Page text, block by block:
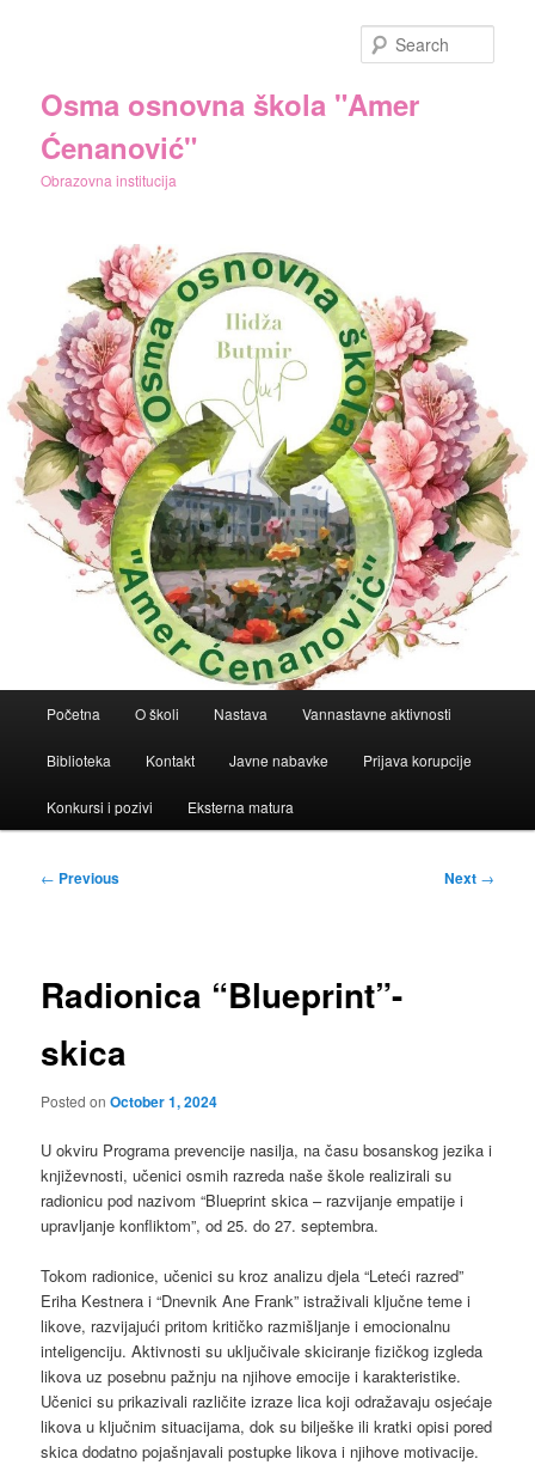
Osma osnovna škola "Amer
Ćenanović"
Obrazovna institucija
Početna O školi Nastava Vannastavne aktivnosti
Biblioteka Kontakt Javne nabavke Prijava korupcije
Konkursi i pozivi Eksterna matura
Post
← Previous Next →
Radionica “Blueprint”-
skica
Posted onOctober 1, 2024
U okviru Programa prevencije nasilja, na času bosanskog jezika i
književnosti, učenici osmih razreda naše škole realizirali su
radionicu pod nazivom “Blueprint skica – razvijanje empatije i
upravljanje konfliktom”, od 25. do 27. septembra.
Tokom radionice, učenici su kroz analizu djela “Leteći razred”
Eriha Kestnera i “Dnevnik Ane Frank” istraživali ključne teme i
likove, razvijajući pritom kritičko razmišljanje i emocionalnu
inteligenciju. Aktivnosti su uključivale skiciranje fizičkog izgleda
likova uz posebnu pažnju na njihove emocije i karakteristike.
Učenici su prikazivali različite izraze lica koji odražavaju osjećaje
likova u ključnim situacijama, dok su bilješke ili kratki opisi pored
skica dodatno pojašnjavali postupke likova i njihove motivacije.